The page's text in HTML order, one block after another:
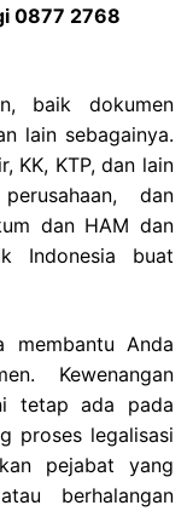
0877 2768
baik dokumen
lain sebagainya.
KK, KTP, dan lain
dan
dan HAM dan
Indonesia buat
Anda
Kewenangan
tetap ada pada
proses legalisasi
pejabat yang
berhalangan